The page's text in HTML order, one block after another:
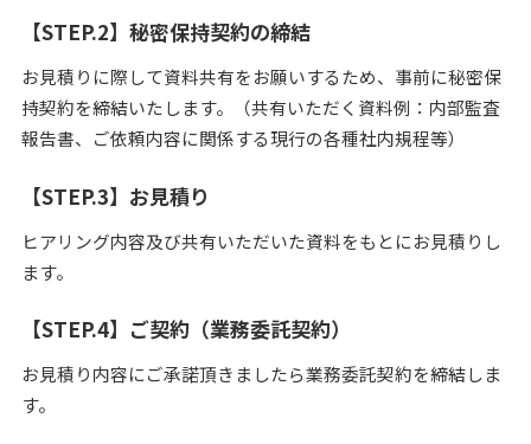
【STEP.2】秘密保持契約の締結
お見積りに際して資料共有をお願いするため、事前に秘密保
持契約を締結いたします。（共有いただく資料例：内部監査
報告書、ご依頼内容に関係する現行の各種社内規程等）
【STEP.3】お見積り
ヒアリング内容及び共有いただいた資料をもとにお見積りし
ます。
【STEP.4】ご契約（業務委託契約）
お見積り内容にご承諾頂きましたら業務委託契約を締結しま
す。